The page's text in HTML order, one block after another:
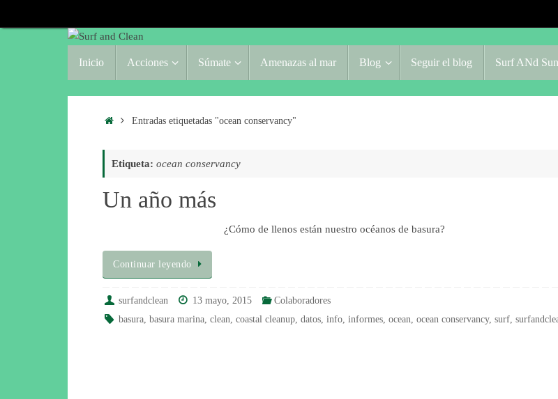
al
contenido
Inicio Acciones Súmate Amenazas al mar Blog Seguir el blog Surf ANd Sun
InicioEntradas etiquetadas "ocean conservancy"
Etiqueta: ocean conservancy
Un año más
¿Cómo de llenos están nuestro océanos de basura?
Continuar leyendo
surfandclean 13 mayo, 2015
Colaboradores
basura,basura marina,clean,coastal cleanup,datos,info,informes,ocean,ocean conservancy,surf,